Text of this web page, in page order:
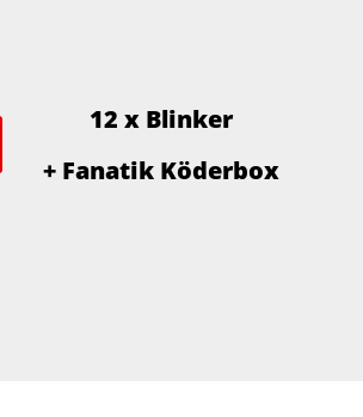
12 x Blinker
+ Fanatik Köderbox